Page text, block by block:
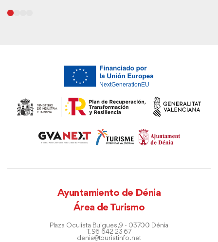
Ayuntamiento de Dénia
Área de Turismo
Plaza Oculista Buigues, 9 - 03700 Dénia
T. 96 642 23 67
denia@touristinfo.net